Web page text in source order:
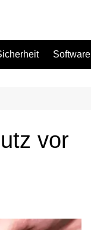
Software
vor